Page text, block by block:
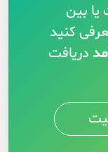
بین
کنید
دریافت